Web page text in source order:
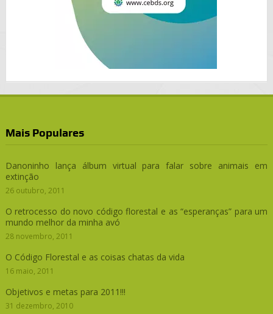
Mais Populares
Danoninho lança álbum virtual para falar sobre animais em
extinção
26 outubro, 2011
O retrocesso do novo código florestal e as “esperanças” para um
mundo melhor da minha avó
28 novembro, 2011
O Código Florestal e as coisas chatas da vida
16 maio, 2011
Objetivos e metas para 2011!!!
31 dezembro, 2010